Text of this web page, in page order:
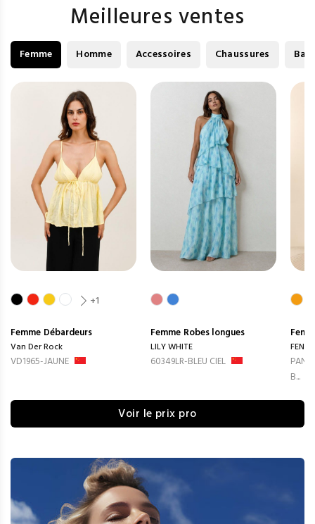
Meilleures ventes
Femme Homme Accessoires Chaussures
+1
Femme Débardeurs
Van Der Rock
VD1965-JAUNE
Femme Robes longues
LILY WHITE
60349LR-BLEU CIEL
B...
Voir le prix pro